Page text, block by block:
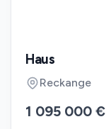
Haus
Reckange
1 095 000 €